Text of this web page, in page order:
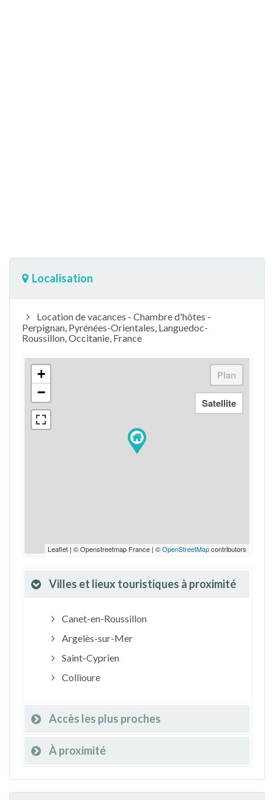
Localisation
Location de vacances - Chambre d'hôtes -
Perpignan, Pyrénées-Orientales, Languedoc-
Roussillon, Occitanie, France
+
−
Leaflet | © Openstreetmap France | ©OpenStreetMapcontributors
Villes et lieux touristiques à proximité
Canet-en-Roussillon
Argelès-sur-Mer
Saint-Cyprien
Collioure
Accès les plus proches
À proximité